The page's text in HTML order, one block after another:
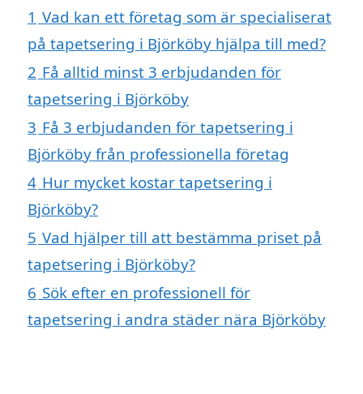
1 Vad kan ett företag som är specialiserat
på tapetsering i Björköby hjälpa till med?
2 Få alltid minst 3 erbjudanden för
tapetsering i Björköby
3 Få 3 erbjudanden för tapetsering i
Björköby från professionella företag
4 Hur mycket kostar tapetsering i
Björköby?
5 Vad hjälper till att bestämma priset på
tapetsering i Björköby?
6 Sök efter en professionell för
tapetsering i andra städer nära Björköby